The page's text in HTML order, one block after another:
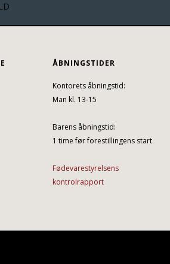
ÅBNINGSTIDER
Kontorets åbningstid:
Man kl. 13-15
Barens åbningstid:
1 time før forestillingens start
Fødevarestyrelsens
kontrolrapport